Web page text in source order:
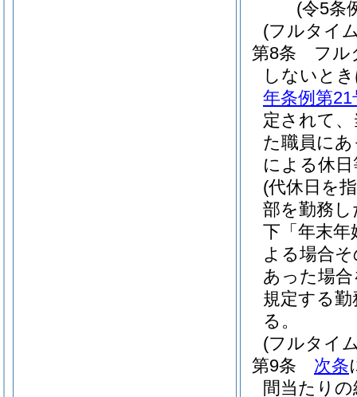
(令5条
(フルタイ
第8条
フル
しないと
年条例第21
定されて
た職員に
による休
(代休日を
部を勤務
下「年末年
よる場合
あった場
規定する
る。
(フルタイ
第9条
次条
間当たり